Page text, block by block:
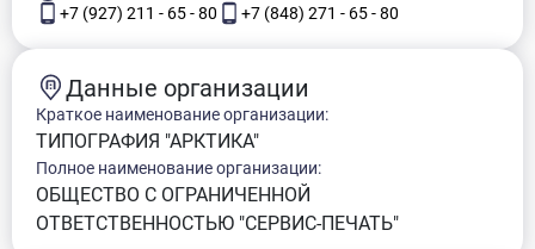
+7 (927) 211 - 65 - 80
+7 (848) 271 - 65 - 80
Данные организации
Краткое наименование организации:
ТИПОГРАФИЯ "АРКТИКА"
Полное наименование организации:
ОБЩЕСТВО С ОГРАНИЧЕННОЙ
ОТВЕТСТВЕННОСТЬЮ "СЕРВИС-ПЕЧАТЬ"